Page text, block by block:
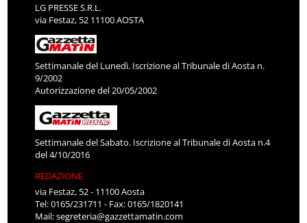
LG PRESSE S.R.L.
via Festaz, 52 11100 AOSTA
Settimanale del Lunedì. Iscrizione al Tribunale di Aosta n.
9/2002
Autorizzazione del 20/05/2002
Settimanale del Sabato. Iscrizione al Tribunale di Aosta n.4
del 4/10/2016
REDAZIONE
via Festaz, 52 - 11100 Aosta
Tel: 0165/231711 - Fax: 0165/1820141
Mail:segreteria@gazzettamatin.com